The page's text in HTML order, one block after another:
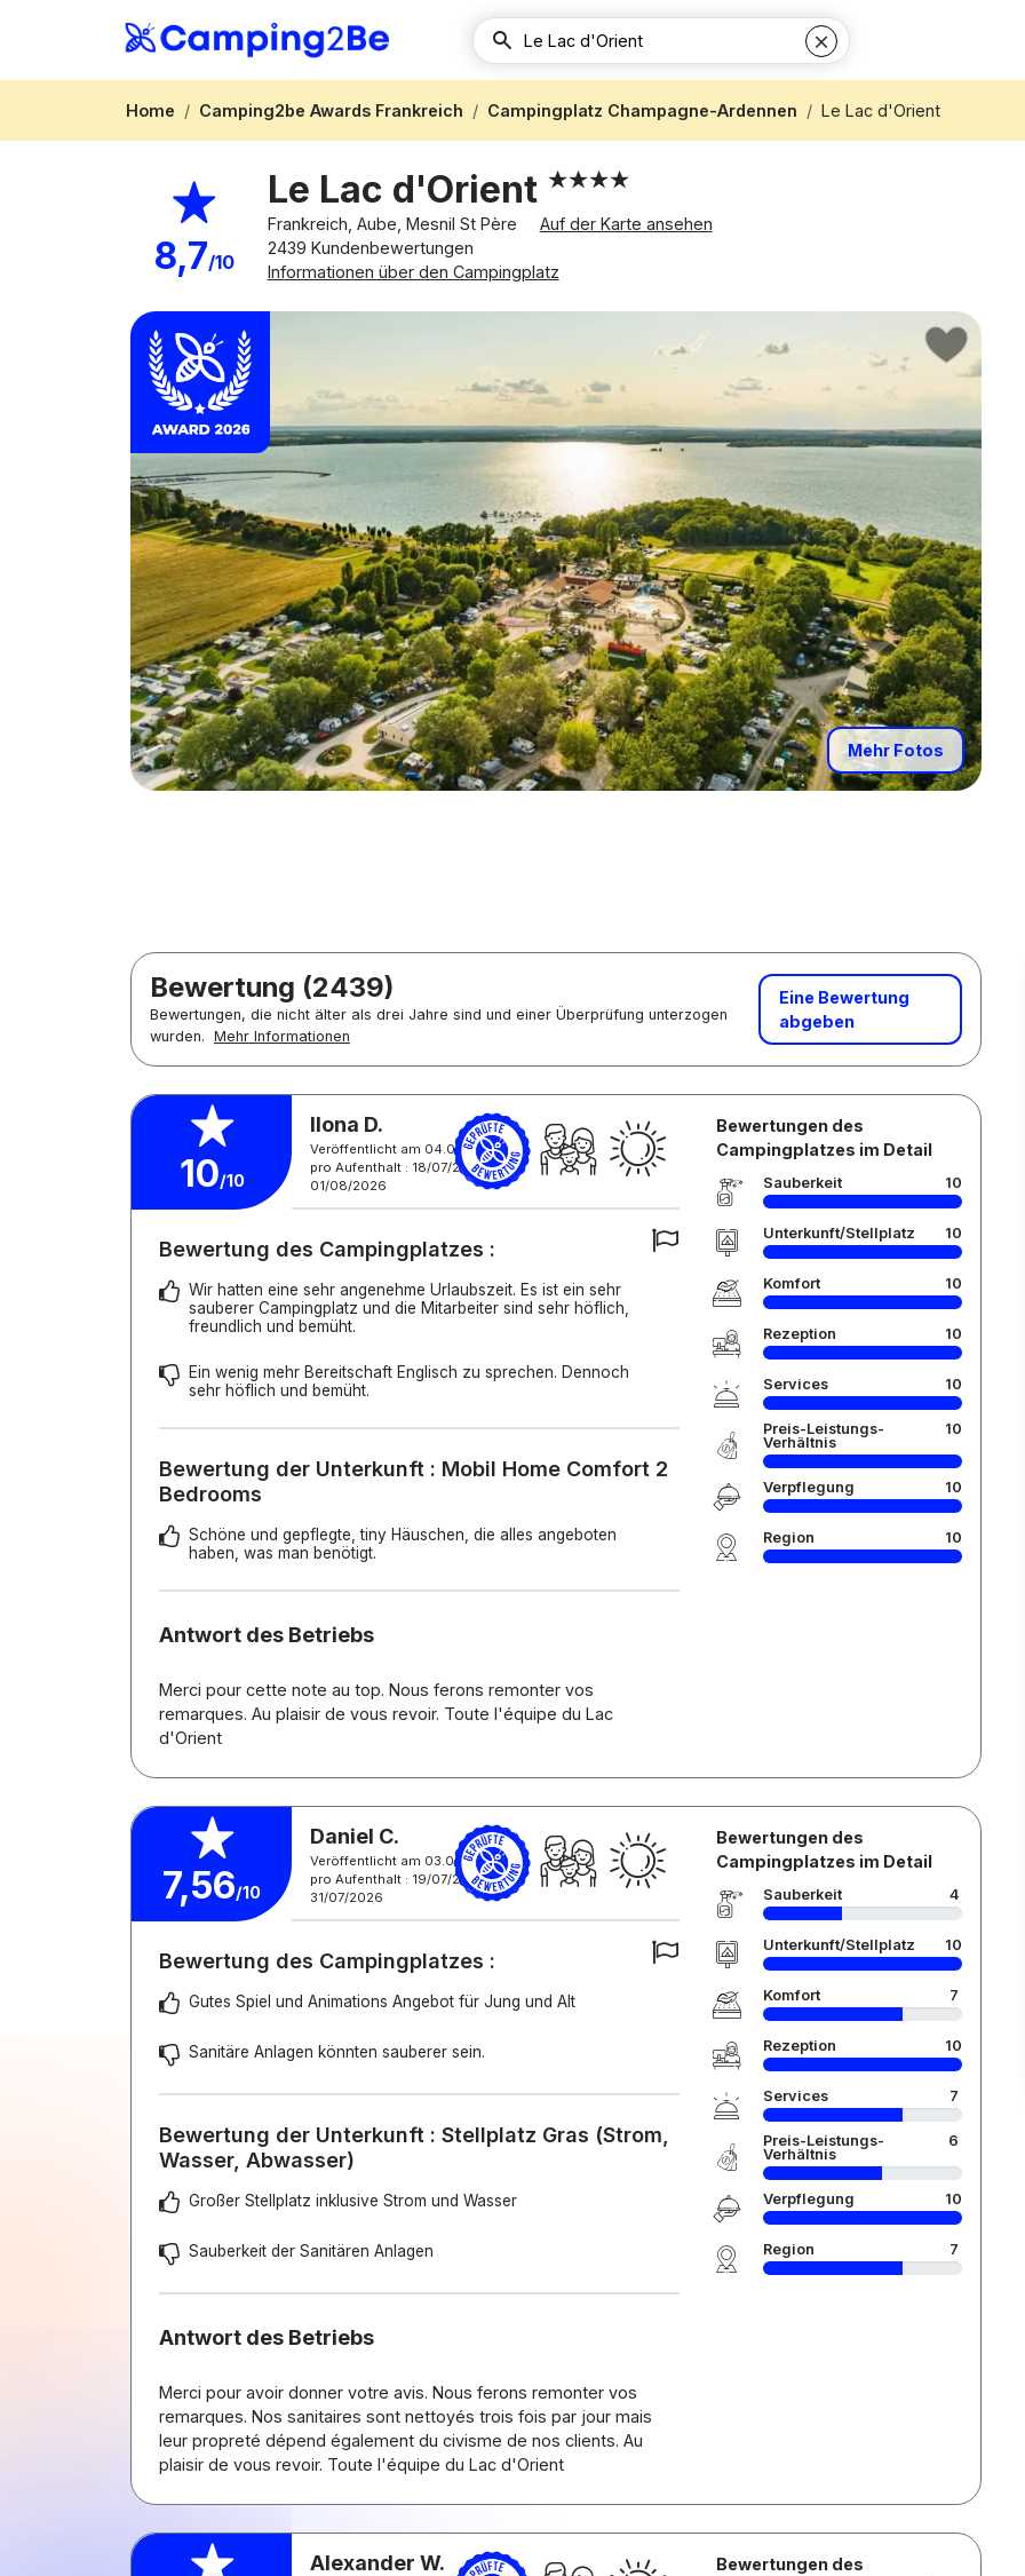
Home Camping2be Awards Frankreich Campingplatz Champagne-Ardennen Le Lac d'Orient
8,7/10
Le Lac d'Orient
Frankreich, Aube, Mesnil St Père
Auf der Karte ansehen
2439 Kundenbewertungen
Informationen über den Campingplatz
Mehr Fotos
Bewertung (2439)
Bewertungen, die nicht älter als drei Jahre sind und einer Überprüfung unterzogen
wurden. Mehr Informationen
Eine Bewertung
abgeben
10/10
Ilona D.
Veröffentlicht am 04.08.2026
pro Aufenthalt : 18/07/2026 -
01/08/2026
Bewertung des Campingplatzes :
Wir hatten eine sehr angenehme Urlaubszeit. Es ist ein sehr
sauberer Campingplatz und die Mitarbeiter sind sehr höflich,
freundlich und bemüht.
Ein wenig mehr Bereitschaft Englisch zu sprechen. Dennoch
sehr höflich und bemüht.
Bewertung der Unterkunft : Mobil Home Comfort 2
Bedrooms
Schöne und gepflegte, tiny Häuschen, die alles angeboten
haben, was man benötigt.
Antwort des Betriebs
Merci pour cette note au top. Nous ferons remonter vos
remarques. Au plaisir de vous revoir. Toute l'équipe du Lac
d'Orient
Bewertungen des
Campingplatzes im Detail
Sauberkeit 10
Unterkunft/Stellplatz 10
Komfort 10
Rezeption 10
Services 10
Preis-Leistungs-
Verhältnis
10
Verpflegung 10
Region 10
7,56/10
Daniel C.
Veröffentlicht am 03.08.2026
pro Aufenthalt : 19/07/2026 -
31/07/2026
Bewertung des Campingplatzes :
Gutes Spiel und Animations Angebot für Jung und Alt
Sanitäre Anlagen könnten sauberer sein.
Bewertung der Unterkunft : Stellplatz Gras (Strom,
Wasser, Abwasser)
Großer Stellplatz inklusive Strom und Wasser
Sauberkeit der Sanitären Anlagen
Antwort des Betriebs
Merci pour avoir donner votre avis. Nous ferons remonter vos
remarques. Nos sanitaires sont nettoyés trois fois par jour mais
leur propreté dépend également du civisme de nos clients. Au
plaisir de vous revoir. Toute l'équipe du Lac d'Orient
Bewertungen des
Campingplatzes im Detail
Sauberkeit 4
Unterkunft/Stellplatz 10
Komfort 7
Rezeption 10
Services 7
Preis-Leistungs-
Verhältnis
6
Verpflegung 10
Region 7
Alexander W.
Bewertungen des